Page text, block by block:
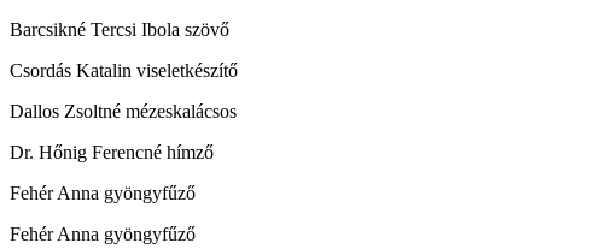
Barcsikné Tercsi Ibola szövő
Csordás Katalin viseletkészítő
Dallos Zsoltné mézeskalácsos
Dr. Hőnig Ferencné hímző
Fehér Anna gyöngyfűző
Fehér Anna gyöngyfűző